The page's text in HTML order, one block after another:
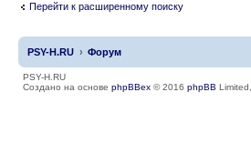
Перейти к расширенному поиску
PSY-H.RU Форум
PSY-H.RU
Создано на основе phpBBex © 2016 phpBB Limited,